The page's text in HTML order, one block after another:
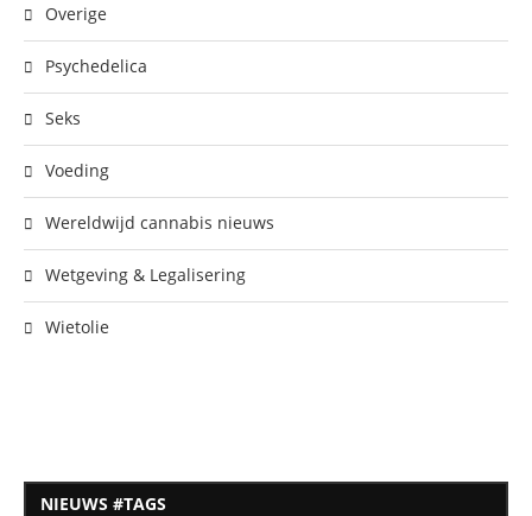
Overige
Psychedelica
Seks
Voeding
Wereldwijd cannabis nieuws
Wetgeving & Legalisering
Wietolie
NIEUWS #TAGS